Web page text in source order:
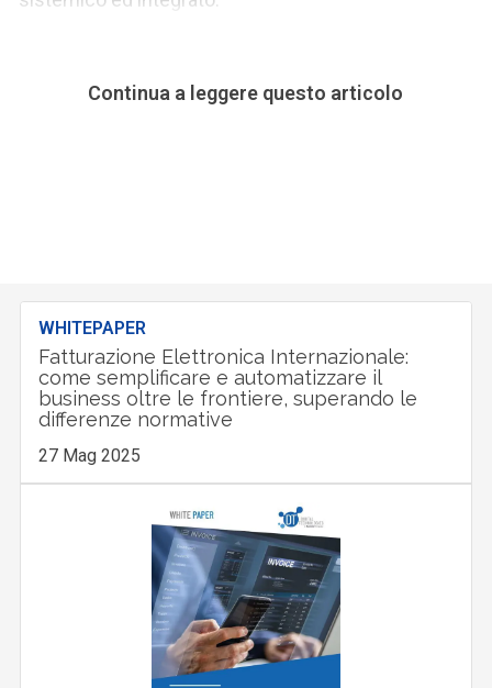
Continua a leggere questo articolo
WHITEPAPER
Fatturazione Elettronica Internazionale:
come semplificare e automatizzare il
business oltre le frontiere, superando le
differenze normative
27 Mag 2025